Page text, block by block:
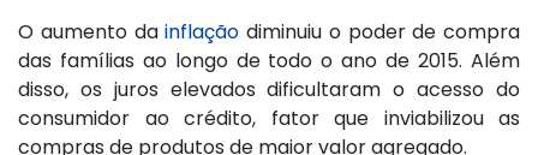
O aumento dainflação diminuiu o poder de compra
das famílias ao longo de todo o ano de 2015. Além
disso, os juros elevados dificultaram o acesso do
consumidor ao crédito, fator que inviabilizou as
compras de produtos de maior valor agregado.